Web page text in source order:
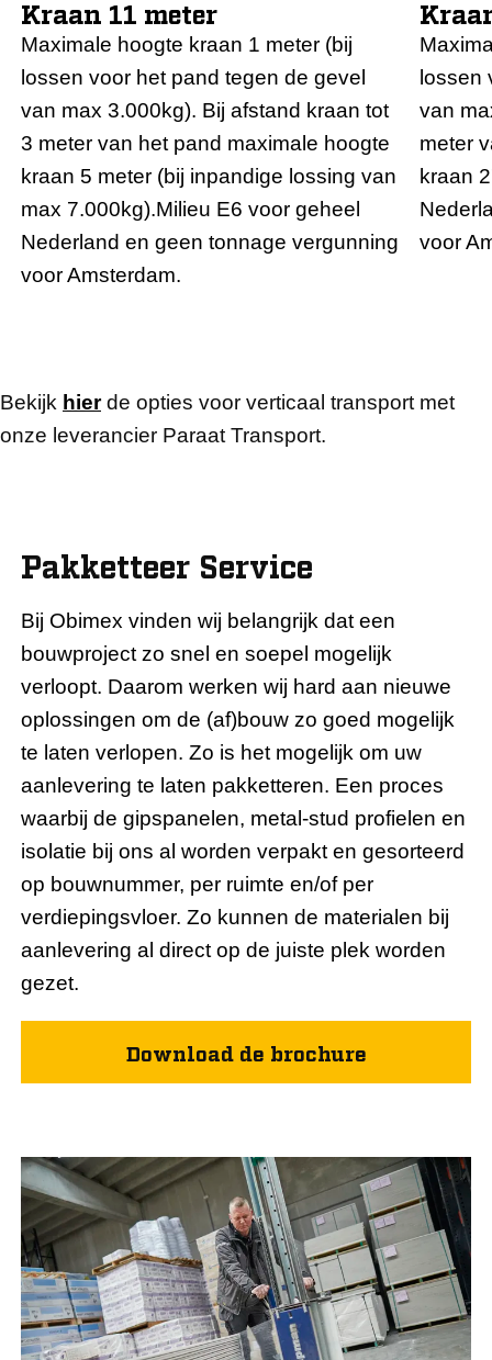
Kraan 11 meter
Maximale hoogte kraan 1 meter (bij
lossen voor het pand tegen de gevel
van max 3.000kg). Bij afstand kraan tot
3 meter van het pand maximale hoogte
kraan 5 meter (bij inpandige lossing van
max 7.000kg).Milieu E6 voor geheel
Nederland en geen tonnage vergunning
voor Amsterdam.
lossen
van
meter
kraan
voor
Bekijk hierde opties voor verticaal transport met
onze leverancier Paraat Transport.
Pakketteer Service
Bij Obimex vinden wij belangrijk dat een
bouwproject zo snel en soepel mogelijk
verloopt. Daarom werken wij hard aan nieuwe
oplossingen om de (af)bouw zo goed mogelijk
te laten verlopen. Zo is het mogelijk om uw
aanlevering te laten pakketteren. Een proces
waarbij de gipspanelen, metal-stud profielen en
isolatie bij ons al worden verpakt en gesorteerd
op bouwnummer, per ruimte en/of per
verdiepingsvloer. Zo kunnen de materialen bij
aanlevering al direct op de juiste plek worden
gezet.
Download de brochure